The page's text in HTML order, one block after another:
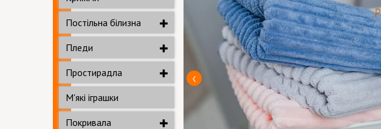
Постільна білизна
Пледи
Простирадла
М'які іграшки
Покривала